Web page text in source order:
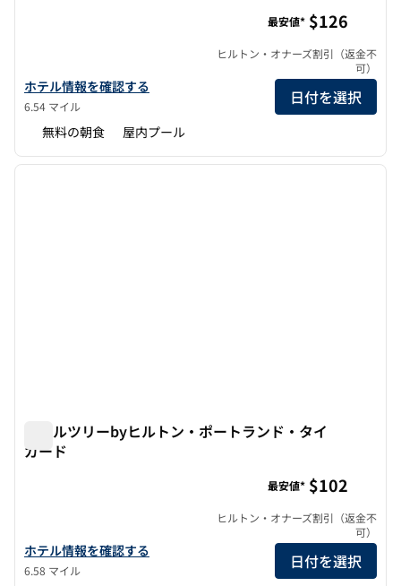
エンバシー・スイーツbyヒルトン・ポートランド・タイガードの
ホテル情報を確認する
6.54 マイル
最安値* $126
ヒルトン・オナーズ割引（返金不
可）
日付を選択
無料の朝食 屋内プール
1/12
1/12
前の画像 次の
ダブルツリーbyヒルトン・ポートランド・タイ
ガード
ダブルツリーbyヒルトン・ポートランド・タイガードの詳細を見る
ホテル情報を確認する
6.58 マイル
最安値* $102
ヒルトン・オナーズ割引（返金不
可）
日付を選択